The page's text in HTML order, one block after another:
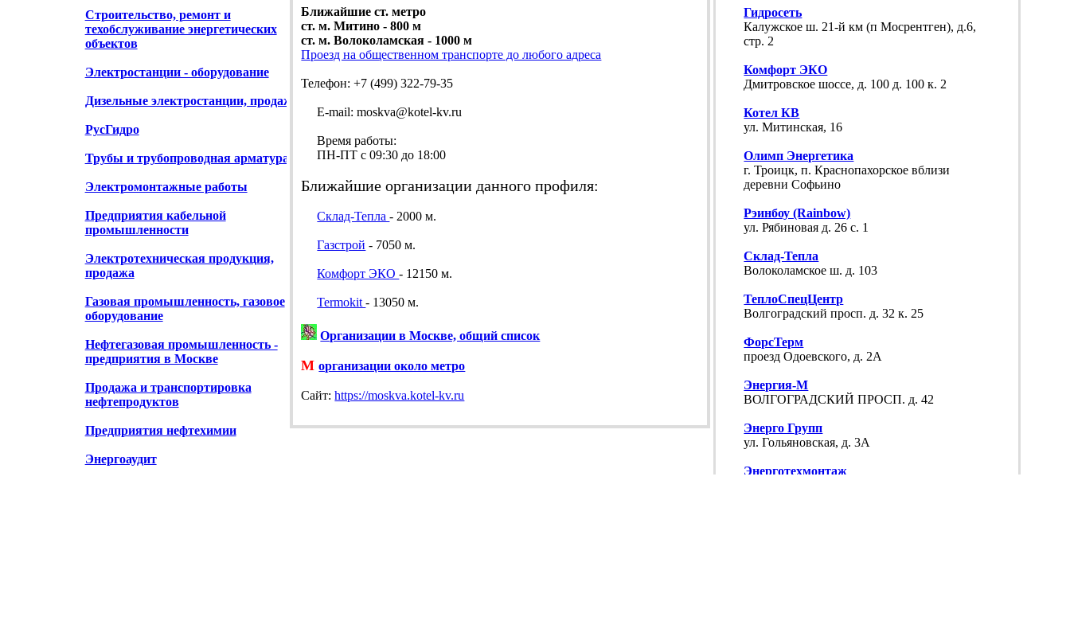
Строительство, ремонт и
техобслуживание энергетических
объектов
Электростанции - оборудование
Дизельные электростанции, продажа
РусГидро
Трубы и трубопроводная арматура
Электромонтажные работы
Предприятия кабельной
промышленности
Электротехническая продукция,
продажа
Газовая промышленность, газовое
оборудование
Нефтегазовая промышленность -
предприятия в Москве
Продажа и транспортировка
нефтепродуктов
Предприятия нефтехимии
Энергоаудит
Ближайшие ст. метро
ст. м. Митино - 800 м
ст. м. Волоколамская - 1000 м
Проезд на общественном транспорте до любого адреса
Телефон: +7 (499) 322-79-35
E-mail: moskva@kotel-kv.ru
Время работы:
ПН-ПТ с 09:30 до 18:00
Ближайшие организации данного профиля:
Склад-Тепла- 2000 м.
Газстрой - 7050 м.
Комфорт ЭКО- 12150 м.
Termokit- 13050 м.
Организации в Москве, общий список
Морганизации около метро
Cайт:https://moskva.kotel-kv.ru
Гидросеть
Калужское ш. 21-й км (п Мосрентген), д.6,
стр. 2
Комфорт ЭКО
Дмитровское шоссе, д. 100 д. 100 к. 2
Котел КВ
ул. Митинская, 16
Олимп Энергетика
г. Троицк, п. Краснопахорское вблизи
деревни Софьино
Рэинбоу (Rainbow)
ул. Рябиновая д. 26 с. 1
Склад-Тепла
Волоколамское ш. д. 103
ТеплоСпецЦентр
Волгоградский просп. д. 32 к. 25
ФорсТерм
проезд Одоевского, д. 2А
Энергия-М
ВОЛГОГРАДСКИЙ ПРОСП. д. 42
Энерго Групп
ул. Гольяновская, д. 3А
Энерготехмонтаж